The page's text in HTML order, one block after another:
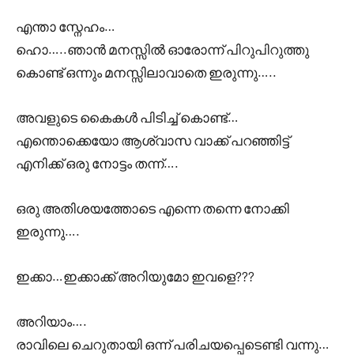
എന്താ സ്നേഹം…
ഹൊ…..ഞാൻ മനസ്സിൽ ഓരോന്ന് പിറുപിറുത്തു
കൊണ്ട് ഒന്നും മനസ്സിലാവാതെ ഇരുന്നു…..
അവളുടെ കൈകൾ പിടിച്ച് കൊണ്ട്…
എന്തൊക്കെയോ ആശ്വാസ വാക്ക് പറഞ്ഞിട്ട്
എനിക്ക് ഒരു നോട്ടം തന്ന്….
ഒരു അതിശയത്തോടെ എന്നെ തന്നെ നോക്കി
ഇരുന്നു….
ഇക്കാ…ഇക്കാക്ക് അറിയുമോ ഇവളെ???
അറിയാം….
രാവിലെ ചെറുതായി ഒന്ന് പരിചയപ്പെടെണ്ടി വന്നു…